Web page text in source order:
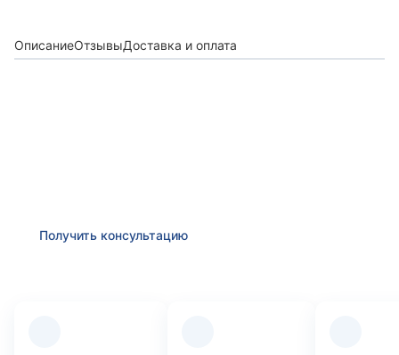
ОписаниеОтзывыДоставка и оплата
Получить консультацию